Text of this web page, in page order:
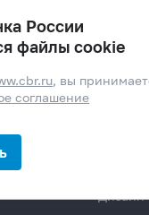
Версия для
Дизайн
России
файлы cookie
, вы
соглашение